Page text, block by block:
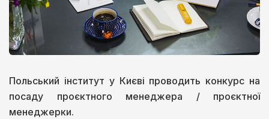
Польський інститут у Києві проводить конкурс на
посаду проєктного менеджера / проєктної
менеджерки.